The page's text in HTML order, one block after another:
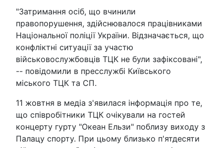
"Затримання осіб, що вчинили
правопорушення, здійснювалося працівниками
Національної поліції України. Відзначається, що
конфліктні ситуації за участю
військовослужбовців ТЦК не були зафіксовані",
-- повідомили в пресслужбі Київського
міського ТЦК та СП.
11 жовтня в медіа з'явилася інформація про те,
що співробітники ТЦК очікували на гостей
концерту гурту "Океан Ельзи" поблизу виходу з
Палацу спорту. При цьому близько п'ятдесяти